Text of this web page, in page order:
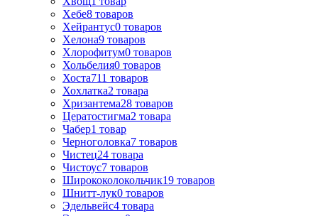
Хебе8 товаров
Хейрантус0 товаров
Хелона9 товаров
Хлорофитум0 товаров
Хольбелия0 товаров
Хоста711 товаров
Хохлатка2 товара
Хризантема28 товаров
Цератостигма2 товара
Чабер1 товар
Черноголовка7 товаров
Чистец24 товара
Чистоус7 товаров
Ширококолокольчик19 товаров
Шнитт-лук0 товаров
Эдельвейс4 товара